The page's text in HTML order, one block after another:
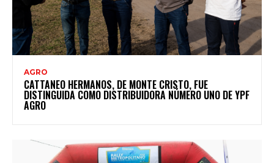
AGRO
CATTANEO HERMANOS, DE MONTE CRISTO, FUE
DISTINGUIDA COMO DISTRIBUIDORA NÚMERO UNO DE YPF
AGRO